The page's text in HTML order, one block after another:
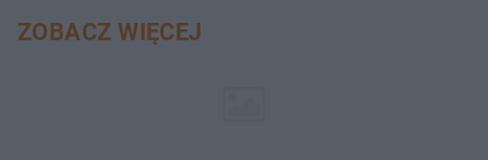
ZOBACZ WIĘCEJ